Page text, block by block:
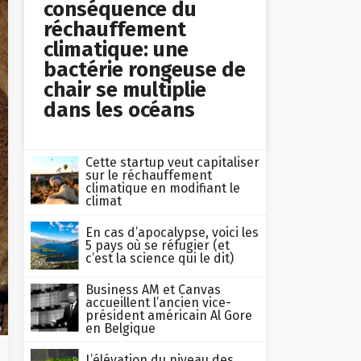
conséquence du
réchauffement
climatique: une
bactérie rongeuse de
chair se multiplie
dans les océans
Cette startup veut capitaliser
sur le réchauffement
climatique en modifiant le
climat
En cas d’apocalypse, voici les
5 pays où se réfugier (et
c’est la science qui le dit)
Business AM et Canvas
accueillent l’ancien vice-
président américain Al Gore
en Belgique